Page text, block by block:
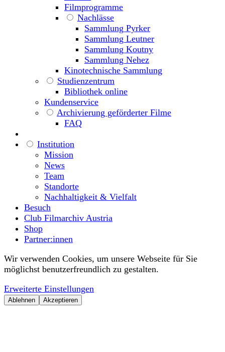
Filmprogramme
Nachlässe
Sammlung Pyrker
Sammlung Leutner
Sammlung Koutny
Sammlung Nehez
Kinotechnische Sammlung
Studienzentrum
Bibliothek online
Kundenservice
Archivierung geförderter Filme
FAQ
Institution
Mission
News
Team
Standorte
Nachhaltigkeit & Vielfalt
Besuch
Club Filmarchiv Austria
Shop
Partner:innen
Wir verwenden Cookies, um unsere Webseite für Sie
möglichst benutzerfreundlich zu gestalten.
Erweiterte Einstellungen
Ablehnen Akzeptieren